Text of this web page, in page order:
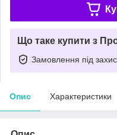
Що таке купити з
Замовлення під
Опис Характеристики